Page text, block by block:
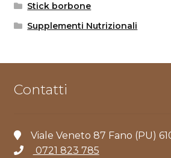
Stick borbone
Supplementi Nutrizionali
Contatti
Viale Veneto 87 Fano (PU)
0721 823 785